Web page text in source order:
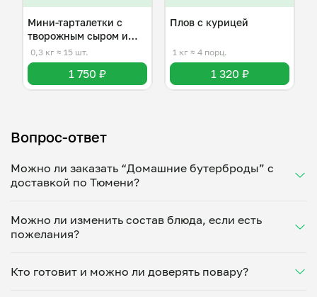
Мини-тарталетки с
творожным сыром и
красной икрой
0,3 кг ≈ 15 шт.
1 750 ₽
Плов с курицей
1 кг ≈ 4 порц.
1 320 ₽
Вопрос-ответ
Можно ли заказать “Домашние бутерброды” с
доставкой по Тюмени?
Укажите удобное время — и получите свежее
домашнее блюдо в большой порции прямо с плиты.
минут. Статус заказа отслеживайте в личном
кабинете, а с поваром можно связаться напрямую в
Можно ли изменить состав блюда, если есть
пожелания?
ваши предпочтения: уберет специи, снизит
Кто готовит и можно ли доверять повару?